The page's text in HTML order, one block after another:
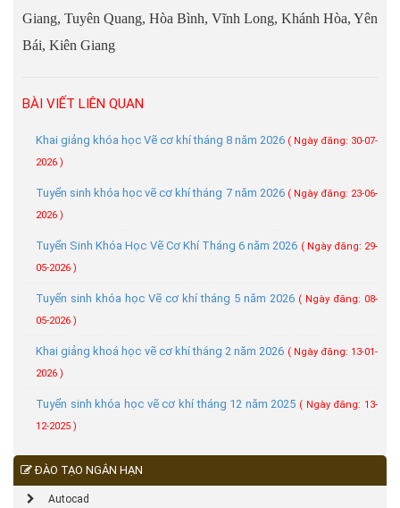
Giang, Tuyên Quang, Hòa Bình, Vĩnh Long, Khánh Hòa, Yên
Bái, Kiên Giang
BÀI VIẾT LIÊN QUAN
Khai giảng khóa học Vẽ cơ khí tháng 8 năm 2026 ( Ngày đăng: 30-07-
2026 )
Tuyển sinh khóa học vẽ cơ khí tháng 7 năm 2026 ( Ngày đăng: 23-06-
2026 )
Tuyển Sinh Khóa Học Vẽ Cơ Khí Tháng 6 năm 2026 ( Ngày đăng: 29-
05-2026 )
Tuyển sinh khóa học Vẽ cơ khí tháng 5 năm 2026 ( Ngày đăng: 08-
05-2026 )
Khai giảng khoá học vẽ cơ khí tháng 2 năm 2026 ( Ngày đăng: 13-01-
2026 )
Tuyển sinh khóa học vẽ cơ khí tháng 12 năm 2025 ( Ngày đăng: 13-
12-2025 )
ĐÀO TẠO NGẮN HẠN
Autocad